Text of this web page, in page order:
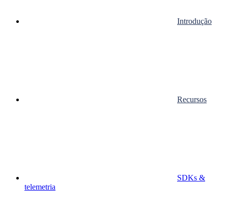
Introdução
Recursos
SDKs &
telemetria